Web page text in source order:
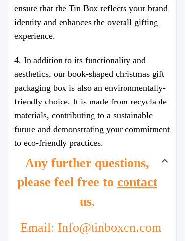
ensure that the Tin Box reflects your brand
identity and enhances the overall gifting
experience.
4. In addition to its functionality and
aesthetics, our book-shaped christmas gift
packaging box is also an environmentally-
friendly choice. It is made from recyclable
materials, contributing to a sustainable
future and demonstrating your commitment
to eco-friendly practices.
Any further questions,
please feel free to contact
us.
Email: Info@tinboxcn.com